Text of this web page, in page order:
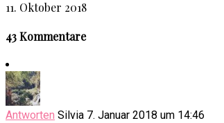
11. Oktober 2018
43 Kommentare
Antworten Silvia 7. Januar 2018 um 14:46